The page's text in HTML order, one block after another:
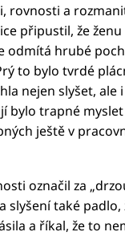
rovnosti a
připustil, že ženu
odmítá hrubé
to bylo tvrdé
nejen slyšet, ale
bylo trapné myslet
ještě v
označil za
slyšení také
a říkal, že to